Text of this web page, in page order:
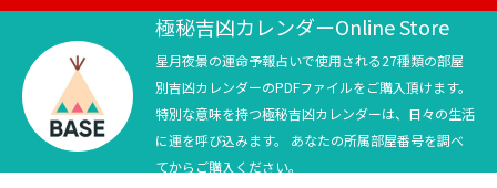
テニス四大大会・五輪
テニス四大大会・五輪
極秘吉凶カレンダーOnline Store
星月夜景の運命予報占いで使用される27種類の部屋
別吉凶カレンダーのPDFファイルをご購入頂けます。
特別な意味を持つ極秘吉凶カレンダーは、日々の生活
に運を呼び込みます。 あなたの所属部屋番号を調べ
てからご購入ください。